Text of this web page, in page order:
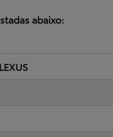
abaixo: